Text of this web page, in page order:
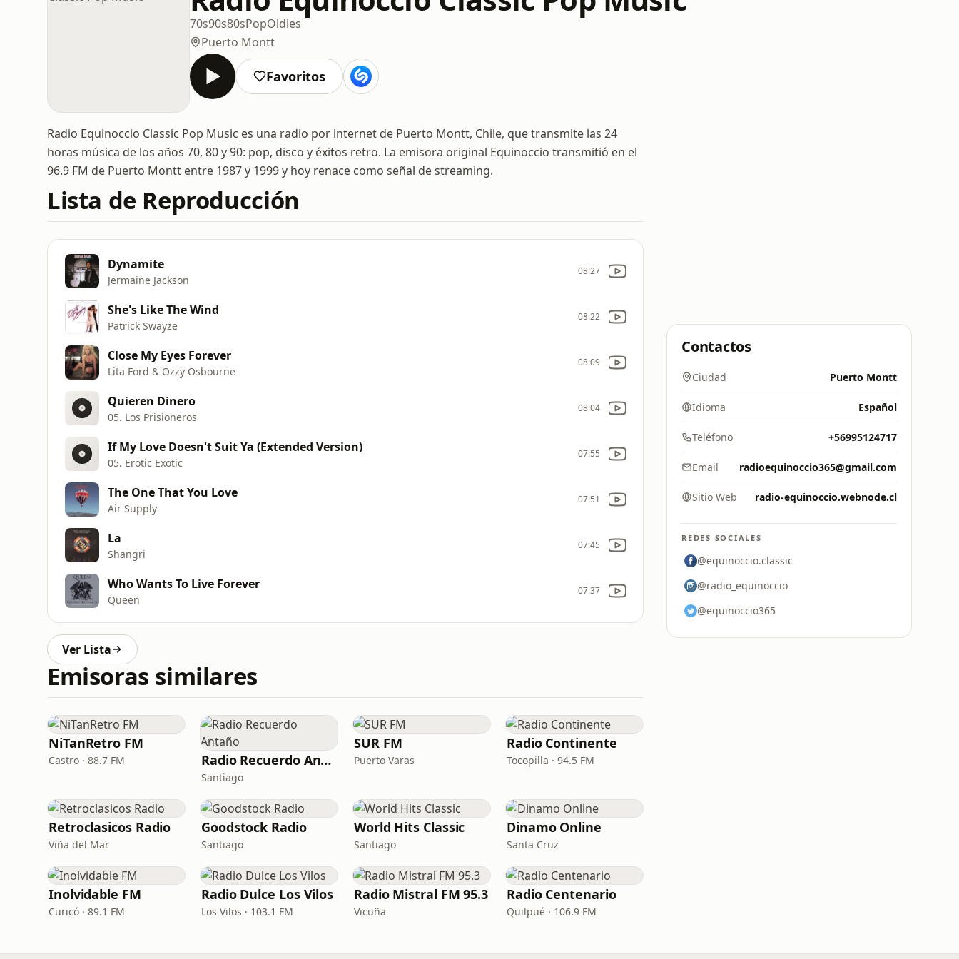
70s90s80sPopOldies
Puerto Montt
Favoritos
Radio Equinoccio Classic Pop Music es una radio por internet de Puerto Montt, Chile, que transmite las 24
horas música de los años 70, 80 y 90: pop, disco y éxitos retro. La emisora original Equinoccio transmitió en el
96.9 FM de Puerto Montt entre 1987 y 1999 y hoy renace como señal de streaming.
Lista de Reproducción
Dynamite
Jermaine Jackson
08:27
She's Like The Wind
Patrick Swayze
08:22
Close My Eyes Forever
Lita Ford & Ozzy Osbourne
08:09
Quieren Dinero
05. Los Prisioneros
08:04
If My Love Doesn't Suit Ya (Extended Version)
05. Erotic Exotic
07:55
The One That You Love
Air Supply
07:51
La
Shangri
07:45
Who Wants To Live Forever
Queen
07:37
Ver Lista
Emisoras similares
NiTanRetro FM
Castro · 88.7 FM Radio Recuerdo Antaño
Santiago
SUR FM
Puerto Varas
Radio Continente
Tocopilla · 94.5 FM
Retroclasicos Radio
Viña del Mar
Goodstock Radio
Santiago
World Hits Classic
Santiago
Dinamo Online
Santa Cruz
Inolvidable FM
Curicó · 89.1 FM
Radio Dulce Los Vilos
Los Vilos · 103.1 FM
Radio Mistral FM 95.3
Vicuña
Radio Centenario
Quilpué · 106.9 FM
Contactos
Ciudad Puerto Montt
Idioma Español
Teléfono +56995124717
Email radioequinoccio365@gmail.com
Sitio Web radio-equinoccio.webnode.cl
REDES SOCIALES
@equinoccio.classic
@radio_equinoccio
@equinoccio365